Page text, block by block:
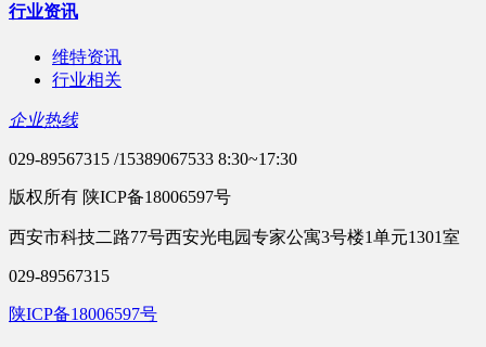
行业资讯
维特资讯
行业相关
企业热线
029-89567315 /15389067533 8:30~17:30
版权所有 陕ICP备18006597号
西安市科技二路77号西安光电园专家公寓3号楼1单元1301室
029-89567315
陕ICP备18006597号